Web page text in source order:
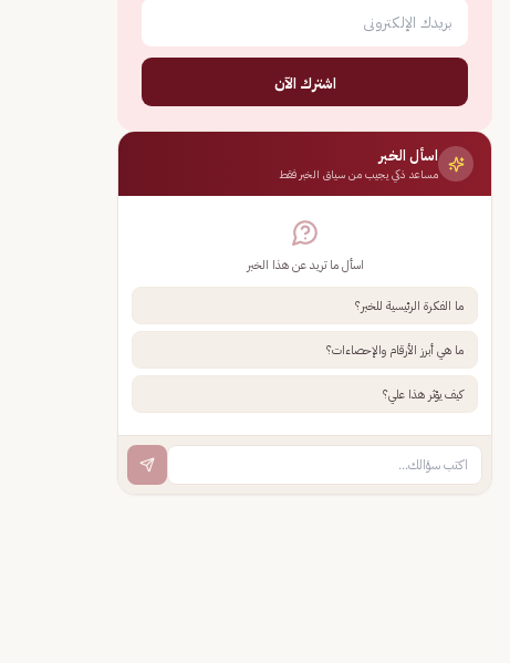
اشترك الآن
اسأل الخبر
مساعد ذكي يجيب من سياق الخبر فقط
اسأل ما تريد عن هذا الخبر
ما الفكرة الرئيسية للخبر؟
ما هي أبرز الأرقام والإحصاءات؟
كيف يؤثر هذا علي؟